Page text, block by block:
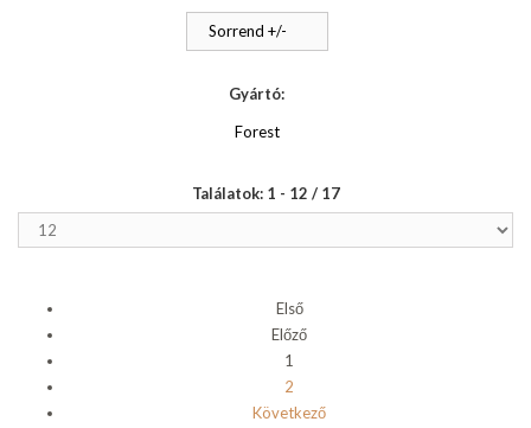
Sorrend +/-
Gyártó:
Forest
Találatok: 1 - 12 / 17
Első
Előző
1
2
Következő